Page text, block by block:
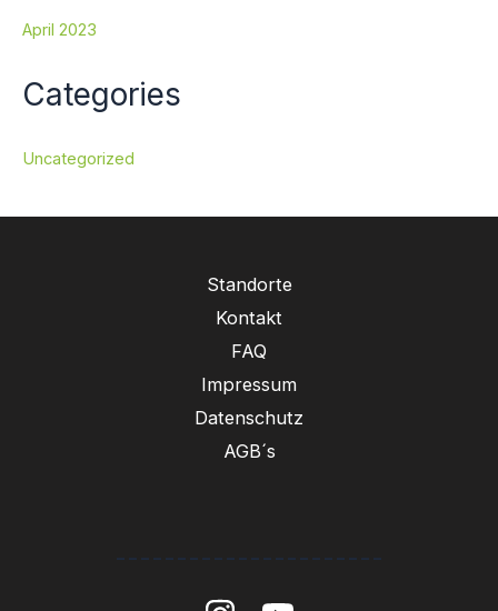
April 2023
Categories
Uncategorized
Standorte
Kontakt
FAQ
Impressum
Datenschutz
AGB´s
----------------------